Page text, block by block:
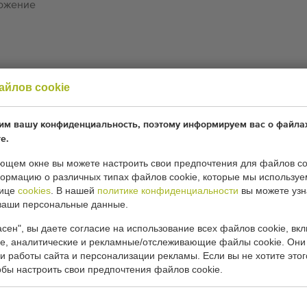
cookie
вашу конфиденциальность, поэтому информируем вас о
окне вы можете настроить свои предпочтения для файлов
о различных типах файлов cookie, которые мы
cookies . В нашей политике конфиденциальности вы можете
персональные данные.
вы даете согласие на использование всех файлов cookie,
аналитические и рекламные/отслеживающие файлы cookie. Они
работы сайта и персонализации рекламы. Если вы не хотите
настроить свои предпочтения файлов cookie.
the rows is adjustable from 35 to 67 cm, currently
to provide the operator with a comfortable work
and broccoli.